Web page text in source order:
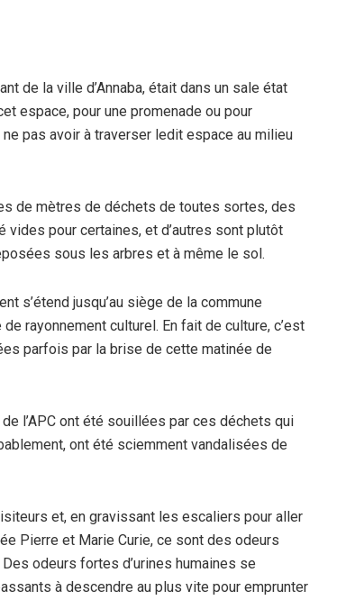
de la ville d’Annaba, était dans un sale état
espace, pour une promenade ou pour
ne pas avoir à traverser ledit espace au milieu
de mètres de déchets de toutes sortes, des
pour certaines, et d’autres sont plutôt
sous les arbres et à même le sol.
s’étend jusqu’au siège de la commune
rayonnement culturel. En fait de culture, c’est
parfois par la brise de cette matinée de
l’APC ont été souillées par ces déchets qui
ont été sciemment vandalisées de
et, en gravissant les escaliers pour aller
Pierre et Marie Curie, ce sont des odeurs
odeurs fortes d’urines humaines se
à descendre au plus vite pour emprunter